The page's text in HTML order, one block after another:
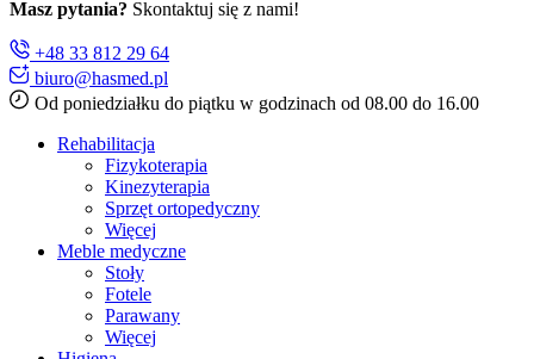
Masz pytania? Skontaktuj się z nami!
+48 33 812 29 64
biuro@hasmed.pl
Od poniedziałku do piątku w godzinach od 08.00 do 16.00
Rehabilitacja
Fizykoterapia
Kinezyterapia
Sprzęt ortopedyczny
Więcej
Meble medyczne
Stoły
Fotele
Parawany
Więcej